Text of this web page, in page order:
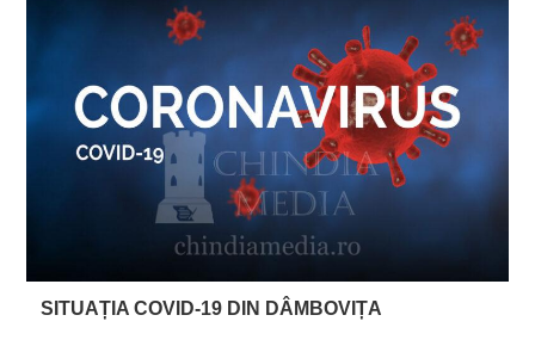
SITUAȚIA COVID-19 DIN DÂMBOVIȚA